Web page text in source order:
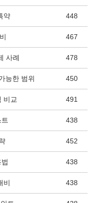
약 448
467
사례 478
능한 범위 450
비교 491
438
452
438
비 438